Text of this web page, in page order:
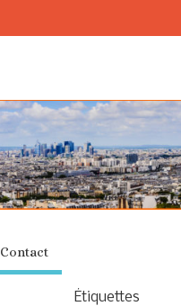
Contact
Étiquettes